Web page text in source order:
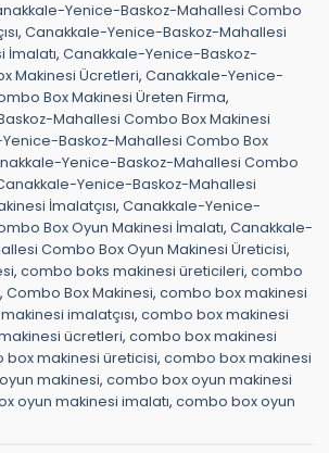
Yenice-Baskoz-Mahallesi Combo
, Canakkale-Yenice-Baskoz-Mahallesi
İmalatı, Canakkale-Yenice-Baskoz-
Makinesi Ücretleri, Canakkale-Yenice-
Box Makinesi Üreten Firma,
Mahallesi Combo Box Makinesi
Baskoz-Mahallesi Combo Box
Yenice-Baskoz-Mahallesi Combo
Yenice-Baskoz-Mahallesi
İmalatçısı, Canakkale-Yenice-
Box Oyun Makinesi İmalatı, Canakkale-
Combo Box Oyun Makinesi Üreticisi,
, combo boks makinesi üreticileri, combo
, Combo Box Makinesi, combo box makinesi
imalatçısı, combo box makinesi
ücretleri, combo box makinesi
box makinesi üreticisi, combo box makinesi
makinesi, combo box oyun makinesi
oyun makinesi imalatı, combo box oyun